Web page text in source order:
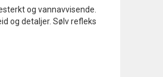
og vannavvisende.
og detaljer. Sølv refleks